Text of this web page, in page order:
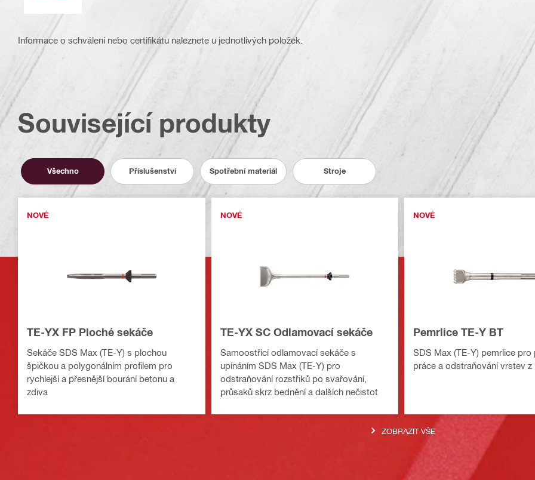
Informace o schválení nebo certifikátu naleznete u jednotlivých položek.
Související produkty
Všechno Příslušenství Spotřební materiál Stroje
NOVÉ
TE-YX FP Ploché sekáče
Sekáče SDS Max (TE-Y) s plochou
špičkou a polygonálním profilem pro
rychlejší a přesnější bourání betonu a
zdiva
NOVÉ
TE-YX SC Odlamovací sekáče
Samoostřící odlamovací sekáče s
upínáním SDS Max (TE-Y) pro
odstraňování rozstřiků po svařování,
průsaků skrz bednění a dalších nečistot
NOVÉ
Pemrlice TE-Y BT
SDS Max (TE-Y) pemrlice
práce a odstraňování vrstev z
ZOBRAZIT VŠE